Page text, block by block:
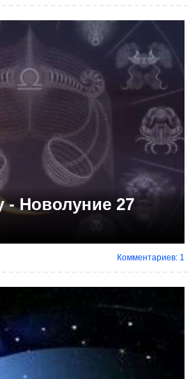
- Новолуние 27
Комментариев: 1